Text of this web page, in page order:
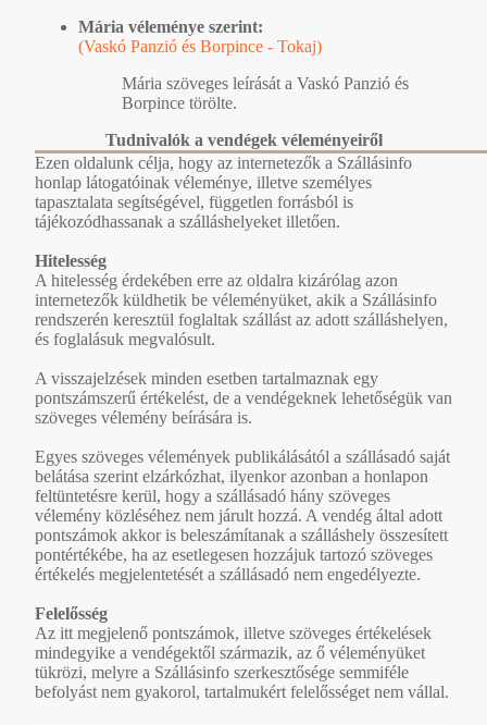
Mária véleménye szerint:
(Vaskó Panzió és Borpince - Tokaj)
Mária szöveges leírását a Vaskó Panzió és
Borpince törölte.
Tudnivalók a vendégek véleményeiről
Ezen oldalunk célja, hogy az internetezők a Szállásinfo
honlap látogatóinak véleménye, illetve személyes
tapasztalata segítségével, független forrásból is
tájékozódhassanak a szálláshelyeket illetően.
Hitelesség
A hitelesség érdekében erre az oldalra kizárólag azon
internetezők küldhetik be véleményüket, akik a Szállásinfo
rendszerén keresztül foglaltak szállást az adott szálláshelyen,
és foglalásuk megvalósult.
A visszajelzések minden esetben tartalmaznak egy
pontszámszerű értékelést, de a vendégeknek lehetőségük van
szöveges vélemény beírására is.
Egyes szöveges vélemények publikálásától a szállásadó saját
belátása szerint elzárkózhat, ilyenkor azonban a honlapon
feltüntetésre kerül, hogy a szállásadó hány szöveges
vélemény közléséhez nem járult hozzá. A vendég által adott
pontszámok akkor is beleszámítanak a szálláshely összesített
pontértékébe, ha az esetlegesen hozzájuk tartozó szöveges
értékelés megjelentetését a szállásadó nem engedélyezte.
Felelősség
Az itt megjelenő pontszámok, illetve szöveges értékelések
mindegyike a vendégektől származik, az ő véleményüket
tükrözi, melyre a Szállásinfo szerkesztősége semmiféle
befolyást nem gyakorol, tartalmukért felelősséget nem vállal.